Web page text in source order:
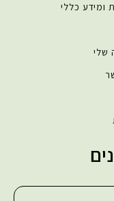
ומידע כללי
שלי